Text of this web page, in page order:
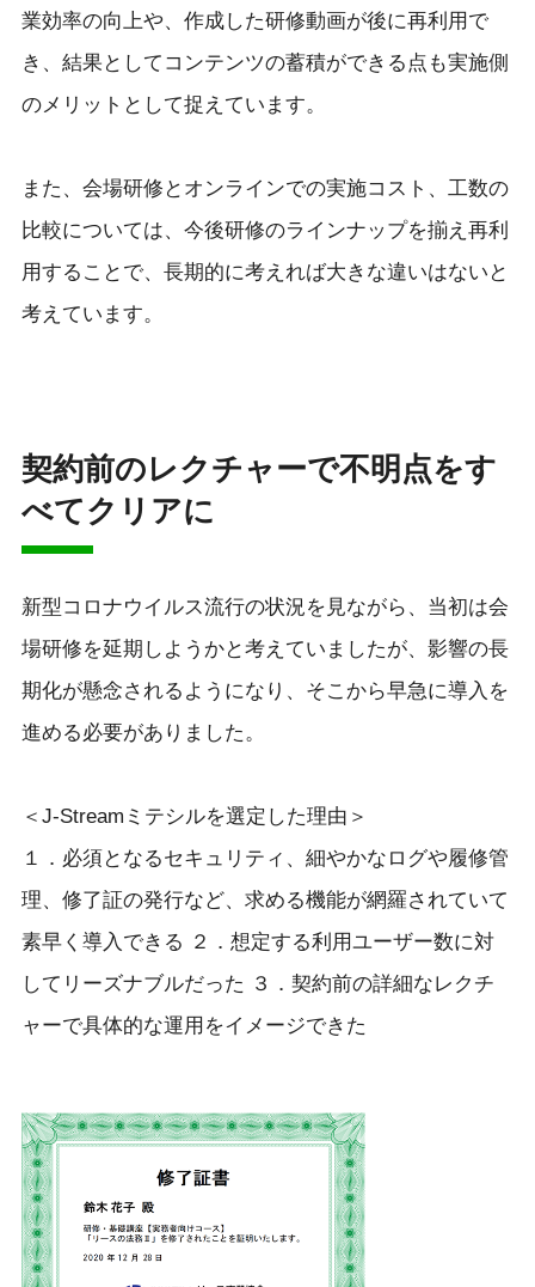
業効率の向上や、作成した研修動画が後に再利用で
き、結果としてコンテンツの蓄積ができる点も実施側
のメリットとして捉えています。
また、会場研修とオンラインでの実施コスト、工数の
比較については、今後研修のラインナップを揃え再利
用することで、長期的に考えれば大きな違いはないと
考えています。
契約前のレクチャーで不明点をす
べてクリアに
新型コロナウイルス流行の状況を見ながら、当初は会
場研修を延期しようかと考えていましたが、影響の長
期化が懸念されるようになり、そこから早急に導入を
進める必要がありました。
＜ J-Streamミテシルを選定した理由 ＞
１．必須となるセキュリティ、細やかなログや履修管
理、修了証の発行など、求める機能が網羅されていて
素早く導入できる ２．想定する利用ユーザー数に対
してリーズナブルだった ３．契約前の詳細なレクチ
ャーで具体的な運用をイメージできた